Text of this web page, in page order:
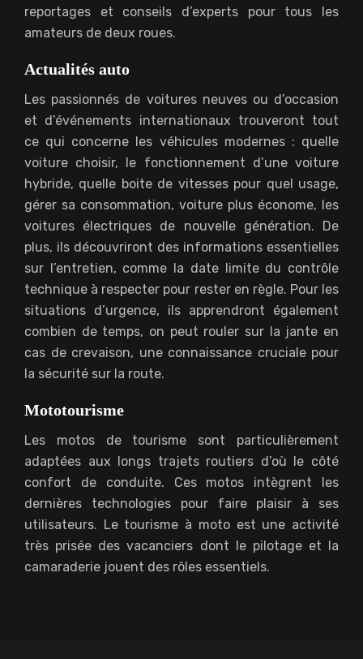
reportages et conseils d’experts pour tous les
amateurs de deux roues.
Actualités auto
Les passionnés de voitures neuves ou d’occasion
et d’événements internationaux trouveront tout
ce qui concerne les véhicules modernes : quelle
voiture choisir, le fonctionnement d’une voiture
hybride, quelle boite de vitesses pour quel usage,
gérer sa consommation, voiture plus économe, les
voitures électriques de nouvelle génération. De
plus, ils découvriront des informations essentielles
sur l’entretien, comme la date limite du contrôle
technique à respecter pour rester en règle. Pour les
situations d’urgence, ils apprendront également
combien de temps, on peut rouler sur la jante en
cas de crevaison, une connaissance cruciale pour
la sécurité sur la route.
Mototourisme
Les motos de tourisme sont particulièrement
adaptées aux longs trajets routiers d’où le côté
confort de conduite. Ces motos intègrent les
dernières technologies pour faire plaisir à ses
utilisateurs. Le tourisme à moto est une activité
très prisée des vacanciers dont le pilotage et la
camaraderie jouent des rôles essentiels.